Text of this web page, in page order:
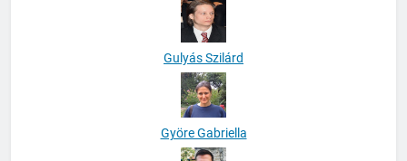
Gulyás Szilárd
Györe Gabriella